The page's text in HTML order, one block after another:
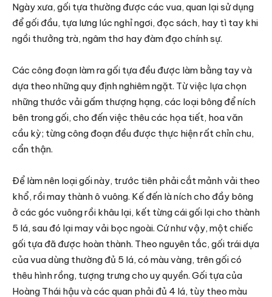
Ngày xưa, gối tựa thường được các vua, quan lại sử dụng
để gối đầu, tựa lưng lúc nghỉ ngơi, đọc sách, hay tì tay khi
ngồi thưởng trà, ngâm thơ hay đàm đạo chính sự.
Các công đoạn làm ra gối tựa đều được làm bằng tay và
dựa theo những quy định nghiêm ngặt. Từ việc lựa chọn
những thước vải gấm thượng hạng, các loại bông để ních
bên trong gối, cho đến việc thêu các họa tiết, hoa văn
cầu kỳ; từng công đoạn đều được thực hiện rất chỉn chu,
cẩn thận.
Để làm nên loại gối này, trước tiên phải cắt mảnh vải theo
khổ, rồi may thành ô vuông. Kế đến là ních cho đầy bông
ở các góc vuông rồi khâu lại, kết từng cái gối lại cho thành
5 lá, sau đó lại may vải bọc ngoài. Cứ như vậy, một chiếc
gối tựa đã được hoàn thành. Theo nguyên tắc, gối trái dựa
của vua dùng thường đủ 5 lá, có màu vàng, trên gối có
thêu hình rồng, tượng trưng cho uy quyền. Gối tựa của
Hoàng Thái hậu và các quan phải đủ 4 lá, tùy theo màu